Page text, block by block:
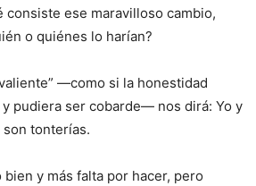
consiste ese maravilloso cambio,
o quiénes lo harían?
—como si la honestidad
pudiera ser cobarde— nos dirá: Yo y
tonterías.
y más falta por hacer, pero